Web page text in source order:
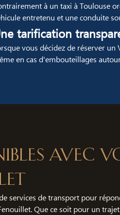
à un taxi à Toulouse
entretenu et une conduite
tarification
vous décidez de réserver un
en cas d'embouteillages
avec
services de transport pour
Que ce soit pour un